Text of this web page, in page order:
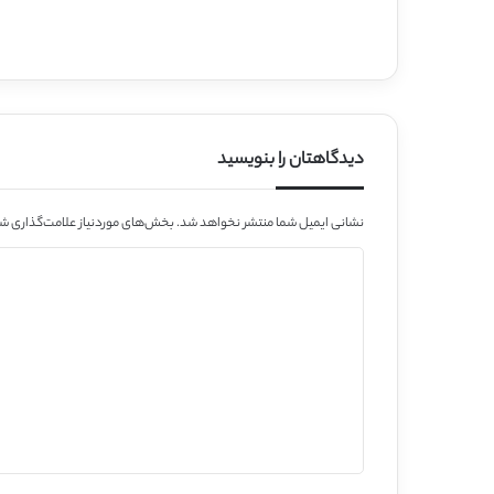
دیدگاهتان را بنویسید
نشانی ایمیل شما منتشر نخواهد شد.بخش‌های موردنیاز علامت‌گذاری